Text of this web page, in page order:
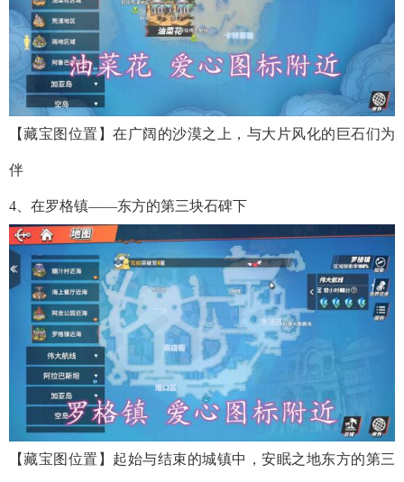
【藏宝图位置】在广阔的沙漠之上，与大片风化的巨石们为
伴
4、在罗格镇——东方的第三块石碑下
【藏宝图位置】起始与结束的城镇中，安眠之地东方的第三